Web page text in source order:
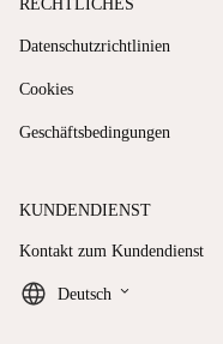
RECHTLICHES
Datenschutzrichtlinien
Cookies
Geschäftsbedingungen
KUNDENDIENST
Kontakt zum Kundendienst
Deutsch keyboard_arrow_down